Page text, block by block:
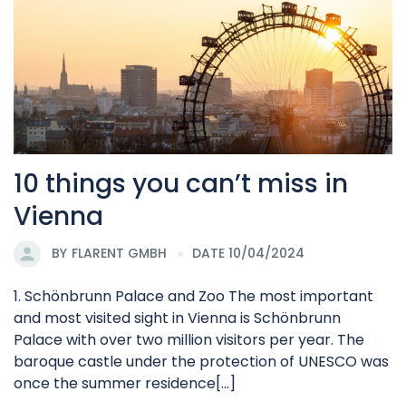
10 things you can’t miss in
Vienna
BY FLARENT GMBH DATE 10/04/2024
1. Schönbrunn Palace and Zoo The most important
and most visited sight in Vienna is Schönbrunn
Palace with over two million visitors per year. The
baroque castle under the protection of UNESCO was
once the summer residence[...]